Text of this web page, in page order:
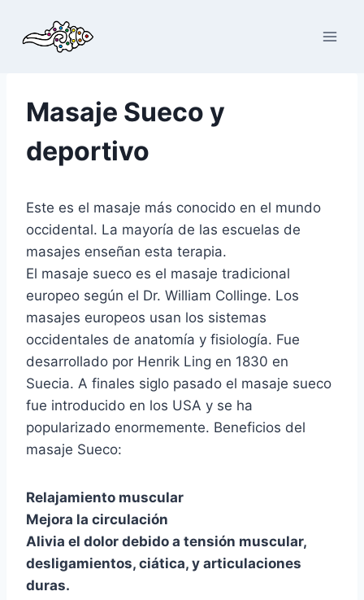
contenido
Masaje Sueco y
deportivo
Este es el masaje más conocido en el mundo
occidental. La mayoría de las escuelas de
masajes enseñan esta terapia.
El masaje sueco es el masaje tradicional
europeo según el Dr. William Collinge. Los
masajes europeos usan los sistemas
occidentales de anatomía y fisiología. Fue
desarrollado por Henrik Ling en 1830 en
Suecia. A finales siglo pasado el masaje sueco
fue introducido en los USA y se ha
popularizado enormemente. Beneficios del
masaje Sueco:
Relajamiento muscular
Mejora la circulación
Alivia el dolor debido a tensión muscular,
desligamientos, ciática, y articulaciones
duras.